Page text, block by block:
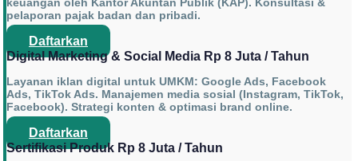
keuangan oleh Kantor Akuntan Publik (KAP). Konsultasi &
pelaporan pajak badan dan pribadi.
Daftarkan
Digital Marketing & Social Media Rp 8 Juta / Tahun
Layanan iklan digital untuk UMKM: Google Ads, Facebook
Ads, TikTok Ads. Manajemen media sosial (Instagram, TikTok,
Facebook). Strategi konten & optimasi brand online.
Daftarkan
Sertifikasi Produk Rp 8 Juta / Tahun